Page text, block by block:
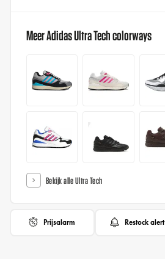
Meer Adidas Ultra Tech colorways
Bekijk alle Ultra Tech
Prijsalarm Restock alert